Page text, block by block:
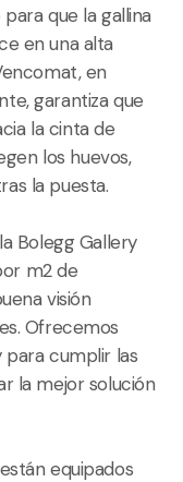
que la gallina
en una alta
en
garantiza que
la cinta de
los huevos,
la puesta.
Bolegg Gallery
m2 de
visión
Ofrecemos
cumplir las
la mejor solución
equipados